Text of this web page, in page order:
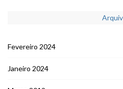
Fevereiro 2024
Janeiro 2024